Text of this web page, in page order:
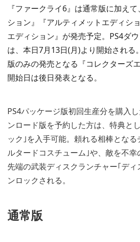
『ファークライ6』は通常版に加え
ション』『アルティメットエディシ
エディション』が発売予定。PS4ダ
は、本日7月13日(月)より開始される
版のみの発売となる『コレクターズ
開始日は後日発表となる。
PS4パッケージ版初回生産分を購入
ンロード版を予約した方は、特典と
ック｣を入手可能。頼れる相棒とな
ルタードコスチューム｣や、敵を不
先端の武装ディスクランチャー｢デ
ンロックされる。
通常版